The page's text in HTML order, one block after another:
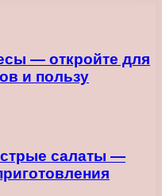
— откройте для
и пользу
салаты —